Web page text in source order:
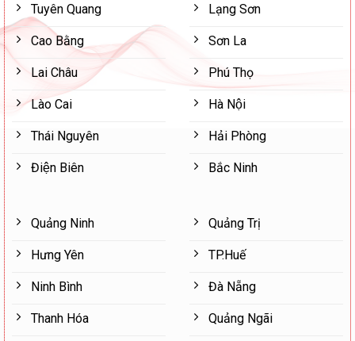
Tuyên Quang
Cao Bằng
Lai Châu
Lào Cai
Thái Nguyên
Điện Biên
Lạng Sơn
Sơn La
Phú Thọ
Hà Nội
Hải Phòng
Bắc Ninh
Quảng Ninh
Hưng Yên
Ninh Bình
Thanh Hóa
Quảng Trị
TP.Huế
Đà Nẵng
Quảng Ngãi